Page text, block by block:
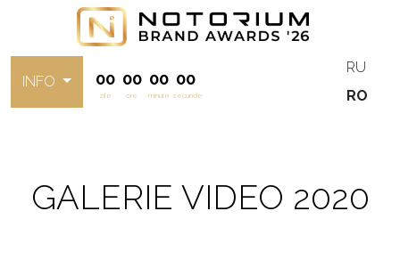
INFO 00
zile
00
ore
00
minute
00
secunde
RU
RO
GALERIE VIDEO 2020